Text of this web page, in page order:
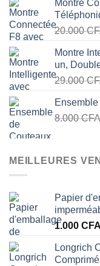
Montre
20.000
Montre
un,
29.000
8.000CFA
MEILLEURES
Papier
1.000 CFA
Longrich